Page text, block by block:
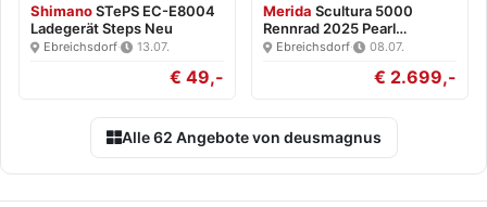
ShimanoSTePS EC-E8004
Ladegerät Steps Neu
Ebreichsdorf· 13.07.
€ 49,-
Merida Scultura 5000
Rennrad 2025 Pearl
White/Blk…
Ebreichsdorf· 08.07.
€ 2.699,-
Alle 62 Angebote von deusmagnus